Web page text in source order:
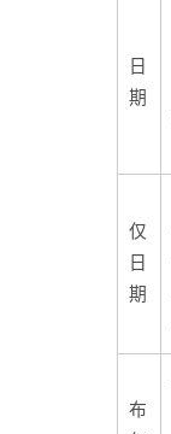
日
期
仅
日
期
布